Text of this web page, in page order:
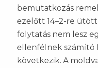
bemutatkozás
ezelőtt 14–2-re
folytatás nem lesz
ellenfélnek számító
következik. A